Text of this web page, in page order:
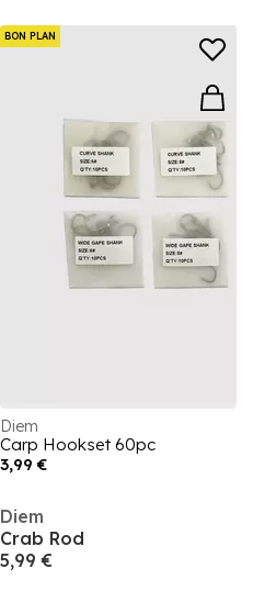
BON PLAN
Diem
Carp Hookset 60pc
3,99 €
Diem
Crab Rod
5,99 €